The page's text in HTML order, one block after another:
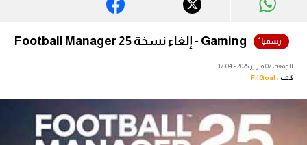
ميركاتو
فانتازي في الجول
فيديوهات
الجمعة، 07 فبراير 2025 - 17:04
كتب : FilGoal